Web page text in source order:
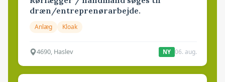
dræn/entreprenørarbejde.
Anlæg Kloak
4690, Haslev NY 06. aug.